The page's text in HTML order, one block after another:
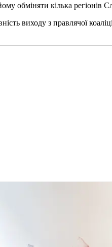
обміняти кілька регіонів
виходу з правлячої